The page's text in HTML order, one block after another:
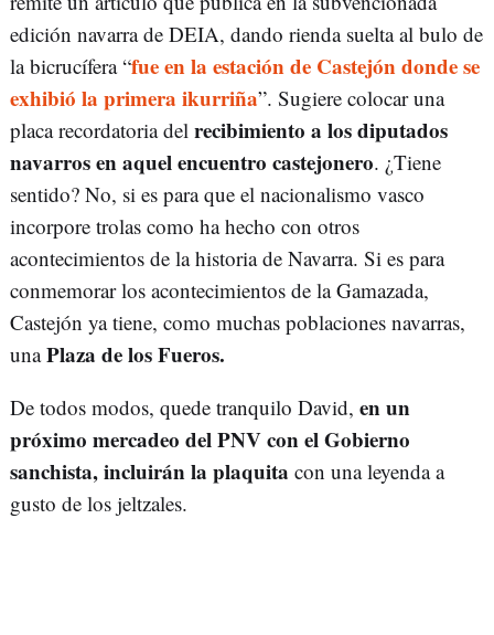
edición navarra de DEIA, dando rienda suelta al bulo de
la bicrucífera “fue en la estación de Castejón donde se
exhibió la primera ikurriña”. Sugiere colocar una
placa recordatoria del recibimiento a los diputados
navarros en aquel encuentro castejonero. ¿Tiene
sentido? No, si es para que el nacionalismo vasco
incorpore trolas como ha hecho con otros
acontecimientos de la historia de Navarra. Si es para
conmemorar los acontecimientos de la Gamazada,
Castejón ya tiene, como muchas poblaciones navarras,
unaPlaza de los Fueros.
De todos modos, quede tranquilo David, en un
próximo mercadeo del PNV con el Gobierno
sanchista, incluirán la plaquita con una leyenda a
gusto de los jeltzales.